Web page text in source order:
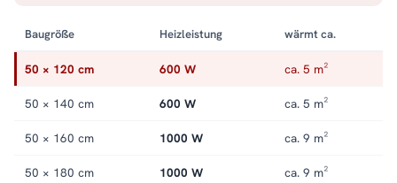
Baugröße Heizleistung wärmt ca.
50 × 120 cm 600 W ca. 5 m²
50 × 140 cm 600 W ca. 5 m²
50 × 160 cm 1000 W ca. 9 m²
50 × 180 cm 1000 W ca. 9 m²